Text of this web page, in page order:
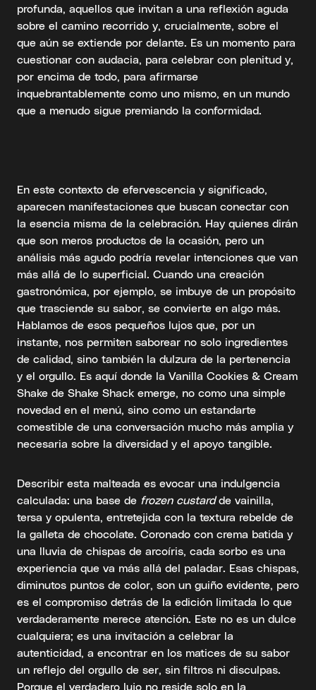
profunda, aquellos que invitan a una reflexión aguda
sobre el camino recorrido y, crucialmente, sobre el
que aún se extiende por delante. Es un momento para
cuestionar con audacia, para celebrar con plenitud y,
por encima de todo, para afirmarse
inquebrantablemente como uno mismo, en un mundo
que a menudo sigue premiando la conformidad.
En este contexto de efervescencia y significado,
aparecen manifestaciones que buscan conectar con
la esencia misma de la celebración. Hay quienes dirán
que son meros productos de la ocasión, pero un
análisis más agudo podría revelar intenciones que van
más allá de lo superficial. Cuando una creación
gastronómica, por ejemplo, se imbuye de un propósito
que trasciende su sabor, se convierte en algo más.
Hablamos de esos pequeños lujos que, por un
instante, nos permiten saborear no solo ingredientes
de calidad, sino también la dulzura de la pertenencia
y el orgullo. Es aquí donde la Vanilla Cookies & Cream
Shake de Shake Shack emerge, no como una simple
novedad en el menú, sino como un estandarte
comestible de una conversación mucho más amplia y
necesaria sobre la diversidad y el apoyo tangible.
Describir esta malteada es evocar una indulgencia
calculada: una base de frozen custardde vainilla,
tersa y opulenta, entretejida con la textura rebelde de
la galleta de chocolate. Coronado con crema batida y
una lluvia de chispas de arcoíris, cada sorbo es una
experiencia que va más allá del paladar. Esas chispas,
diminutos puntos de color, son un guiño evidente, pero
es el compromiso detrás de la edición limitada lo que
verdaderamente merece atención. Este no es un dulce
cualquiera; es una invitación a celebrar la
autenticidad, a encontrar en los matices de su sabor
un reflejo del orgullo de ser, sin filtros ni disculpas.
Porque el verdadero lujo no reside solo en la